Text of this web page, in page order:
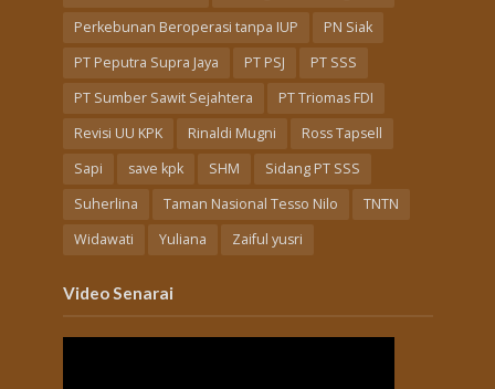
Perkebunan Beroperasi tanpa IUP
PN Siak
PT Peputra Supra Jaya
PT PSJ
PT SSS
PT Sumber Sawit Sejahtera
PT Triomas FDI
Revisi UU KPK
Rinaldi Mugni
Ross Tapsell
Sapi
save kpk SHM
Sidang PT SSS
Suherlina
Taman Nasional Tesso Nilo
TNTN
Widawati
Yuliana Zaiful yusri
Video Senarai